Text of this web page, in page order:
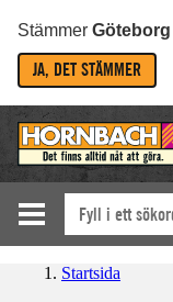
Stämmer Göteborg
JA, DET STÄMMER
Startsida